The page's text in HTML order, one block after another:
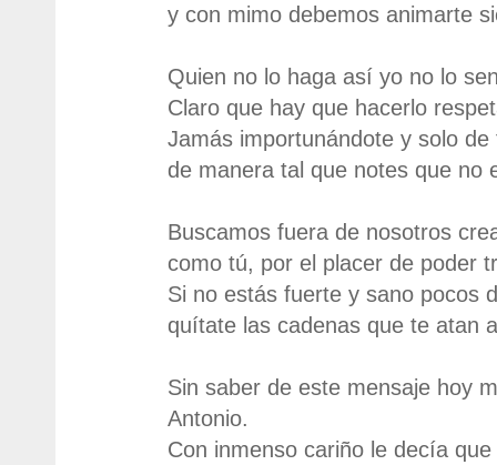
y con mimo debemos animarte
Quien no lo haga así yo no lo
Claro que hay que hacerlo
Jamás importunándote y solo
de manera tal que notes que no
Buscamos fuera de nosotros
como tú, por el placer de poder
Si no estás fuerte y sano pocos
quítate las cadenas que te atan
Sin saber de este mensaje hoy
Antonio.
Con inmenso cariño le decía